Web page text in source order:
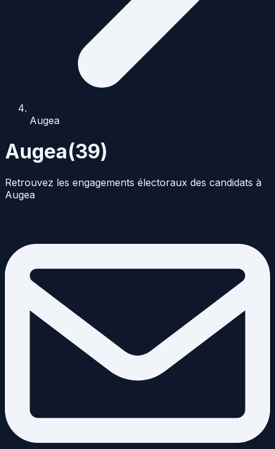
Augea
Augea(39)
Retrouvez les engagements électoraux des candidats à
Augea